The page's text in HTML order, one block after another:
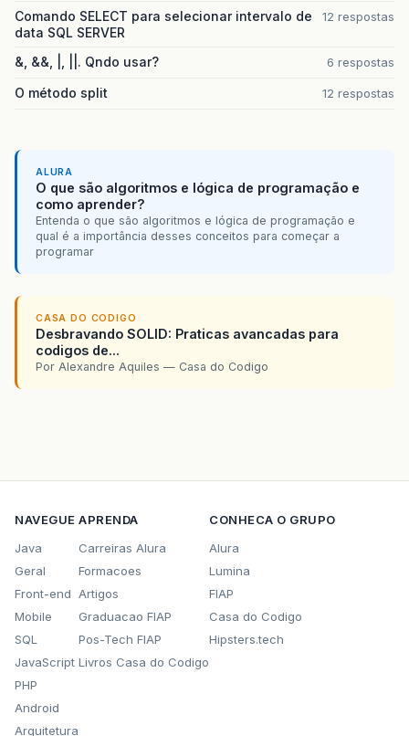
Comando SELECT para selecionar intervalo de
data SQL SERVER
12 respostas
&, &&, |, ||. Qndo usar? 6 respostas
O método split 12 respostas
ALURA
O que são algoritmos e lógica de programação e
como aprender?
Entenda o que são algoritmos e lógica de programação e
qual é a importância desses conceitos para começar a
programar
CASA DO CODIGO
Desbravando SOLID: Praticas avancadas para
codigos de...
Por Alexandre Aquiles — Casa do Codigo
NAVEGUE
Java
Geral
Front-end
Mobile
SQL
JavaScript
PHP
Android
Arquitetura
APRENDA
Carreiras Alura
Formacoes
Artigos
Graduacao FIAP
Pos-Tech FIAP
Livros Casa do Codigo
CONHECA O GRUPO
Alura
Lumina
FIAP
Casa do Codigo
Hipsters.tech